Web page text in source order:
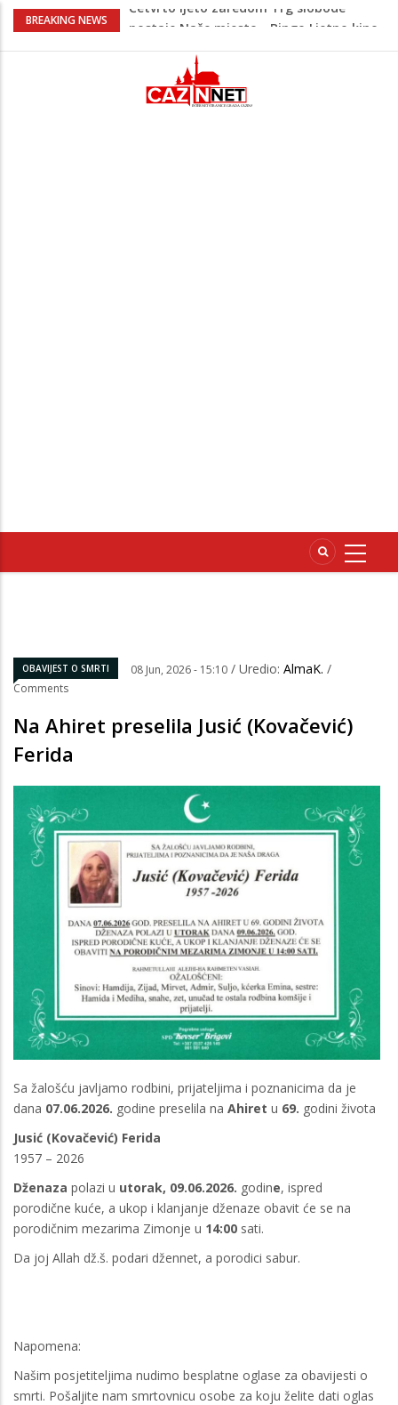
BREAKING NEWS
Na Ahiret preselio Veladžić (Abid)
U Americi na Ahiret preselila Dervišević
(r. Aličajić, otac Muharem) Mine
Milionske odluke na sjednici Vlade USK:
OBAVIJEST O SMRTI 08 Jun, 2026 - 15:10 / Uredio: AlmaK. /
Comments
Na Ahiret preselila Jusić (Kovačević)
Ferida
Sa žalošću javljamo rodbini, prijateljima i poznanicima da je
dana 07.06.2026. godine preselila na Ahiret u 69. godini života
Jusić (Kovačević) Ferida
1957 – 2026
Dženaza polazi u utorak, 09.06.2026. godine, ispred
porodične kuće, a ukop i klanjanje dženaze obavit će se na
porodičnim mezarima Zimonje u 14:00 sati.
Da joj Allah dž.š. podari džennet, a porodici sabur.
Napomena:
Našim posjetiteljima nudimo besplatne oglase za obavijesti o
smrti. Pošaljite nam smrtovnicu osobe za koju želite dati oglas